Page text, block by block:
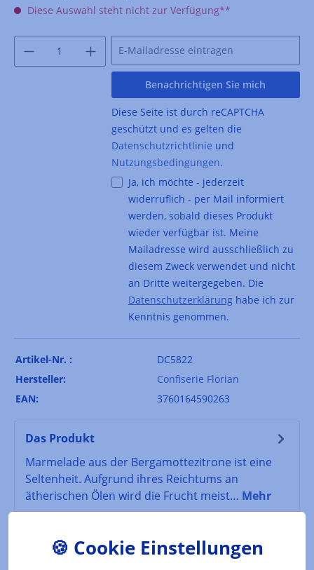
Diese Auswahl steht nicht zur Verfügung**
Benachrichtigen Sie mich
Diese Seite ist durch reCAPTCHA
geschützt und es gelten die
Datenschutzrichtlinie und
Nutzungsbedingungen.
Ja, ich möchte - jederzeit
widerruflich - per Mail informiert
werden, sobald dieses Produkt
wieder verfügbar ist. Meine
Mailadresse wird ausschließlich zu
diesem Zweck verwendet und nicht
an Dritte weitergegeben. Die
Datenschutzerklärunghabe ich zur
Kenntnis genommen.
Artikel-Nr. :
DC5822
Hersteller:
Confiserie Florian
EAN:
3760164590263
Das Produkt
Marmelade aus der Bergamottezitrone ist eine
Seltenheit. Aufgrund ihres Reichtums an
ätherischen Ölen wird die Frucht meist… Mehr
Der Produzent